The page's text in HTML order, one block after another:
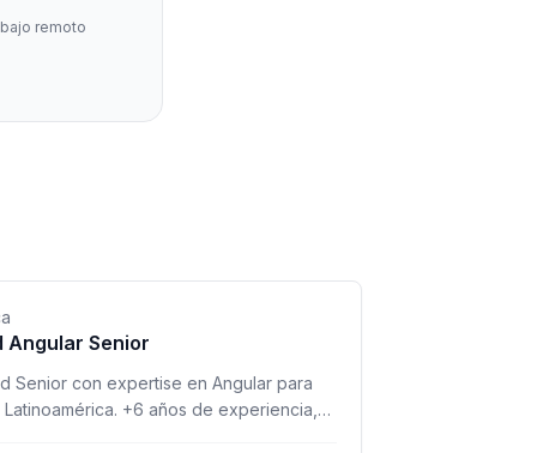
remoto
Angular Senior
Senior con expertise en Angular para
+6 años de experiencia,